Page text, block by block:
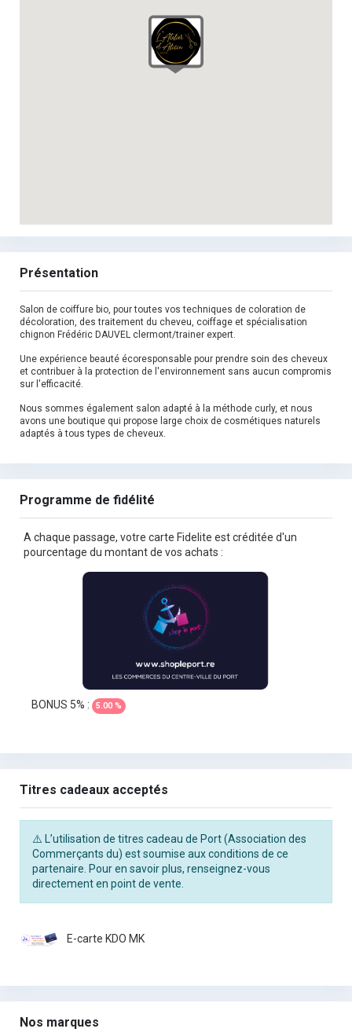
Présentation
Salon de coiffure bio, pour toutes vos techniques de coloration de
décoloration, des traitement du cheveu, coiffage et spécialisation
chignon Frédéric DAUVEL clermont/trainer expert.
Une expérience beauté écoresponsable pour prendre soin des cheveux
et contribuer à la protection de l'environnement sans aucun compromis
sur l'efficacité.
Nous sommes également salon adapté à la méthode curly, et nous
avons une boutique qui propose large choix de cosmétiques naturels
adaptés à tous types de cheveux.
Programme de fidélité
A chaque passage, votre carte Fidelite est créditée d'un
pourcentage du montant de vos achats :
BONUS 5% : 5.00 %
Titres cadeaux acceptés
⚠️ L’utilisation de titres cadeau de Port (Association des
Commerçants du) est soumise aux conditions de ce
partenaire. Pour en savoir plus, renseignez-vous
directement en point de vente.
E-carte KDO MK
Nos marques